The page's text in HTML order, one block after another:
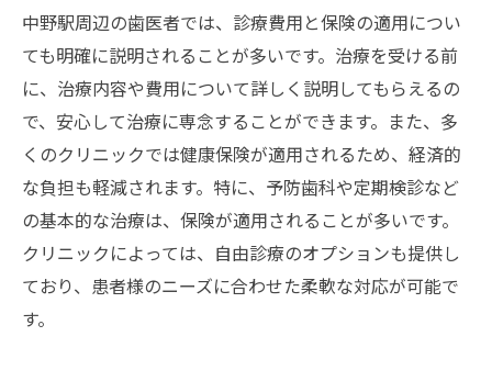
中野駅周辺の歯医者では、診療費用と保険の適用につい
ても明確に説明されることが多いです。治療を受ける前
に、治療内容や費用について詳しく説明してもらえるの
で、安心して治療に専念することができます。また、多
くのクリニックでは健康保険が適用されるため、経済的
な負担も軽減されます。特に、予防歯科や定期検診など
の基本的な治療は、保険が適用されることが多いです。
クリニックによっては、自由診療のオプションも提供し
ており、患者様のニーズに合わせた柔軟な対応が可能で
す。